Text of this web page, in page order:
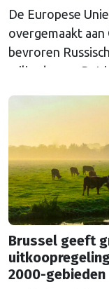
De Europese
overgemaakt
bevroren
miljard euro. Dat
Euroclear
Brussel geeft
2000-gebieden